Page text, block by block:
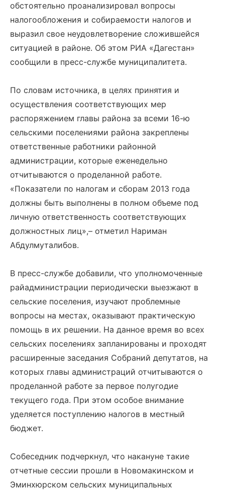
обстоятельно проанализировал вопросы
налогообложения и собираемости налогов и
выразил свое неудовлетворение сложившейся
ситуацией в районе. Об этом РИА «Дагестан»
сообщили в пресс-службе муниципалитета.
По словам источника, в целях принятия и
осуществления соответствующих мер
распоряжением главы района за всеми 16-ю
сельскими поселениями района закреплены
ответственные работники районной
администрации, которые еженедельно
отчитываются о проделанной работе.
«Показатели по налогам и сборам 2013 года
должны быть выполнены в полном объеме под
личную ответственность соответствующих
должностных лиц»,– отметил Нариман
Абдулмуталибов.
В пресс-службе добавили, что уполномоченные
райадминистрации периодически выезжают в
сельские поселения, изучают проблемные
вопросы на местах, оказывают практическую
помощь в их решении. На данное время во всех
сельских поселениях запланированы и проходят
расширенные заседания Собраний депутатов, на
которых главы администраций отчитываются о
проделанной работе за первое полугодие
текущего года. При этом особое внимание
уделяется поступлению налогов в местный
бюджет.
Собеседник подчеркнул, что накануне такие
отчетные сессии прошли в Новомакинском и
Эминхюрском сельских муниципальных